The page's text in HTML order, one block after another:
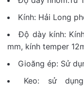
Kính: Hải Long
Độ dày kính:
mm, kính temper
Gioăng ép: Sử
Keo: sử